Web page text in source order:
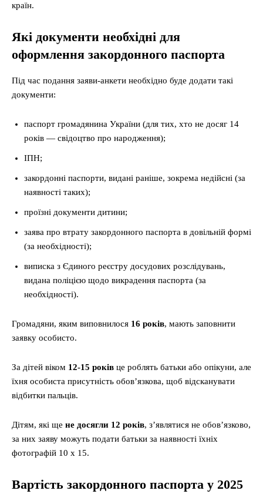
країн.
Які документи необхідні для
оформлення закордонного паспорта
Під час подання заяви-анкети необхідно буде додати такі
документи:
паспорт громадянина України (для тих, хто не досяг 14
років — свідоцтво про народження);
ІПН;
закордонні паспорти, видані раніше, зокрема недійсні (за
наявності таких);
проїзні документи дитини;
заява про втрату закордонного паспорта в довільній формі
(за необхідності);
виписка з Єдиного реєстру досудових розслідувань,
видана поліцією щодо викрадення паспорта (за
необхідності).
Громадяни, яким виповнилося 16 років, мають заповнити
заявку особисто.
За дітей віком 12-15 років це роблять батьки або опікуни, але
їхня особиста присутність обов’язкова, щоб відсканувати
відбитки пальців.
Дітям, які ще не досягли 12 років, з’являтися не обов’язково,
за них заяву можуть подати батьки за наявності їхніх
фотографій 10 х 15.
Вартість закордонного паспорта у 2025